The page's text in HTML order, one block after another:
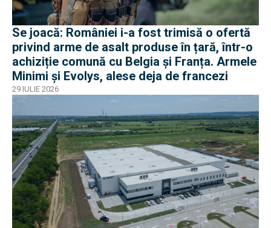
Se joacă: României i-a fost trimisă o ofertă
privind arme de asalt produse în țară, într-o
achiziție comună cu Belgia și Franța. Armele
Minimi și Evolys, alese deja de francezi
29 IULIE 2026